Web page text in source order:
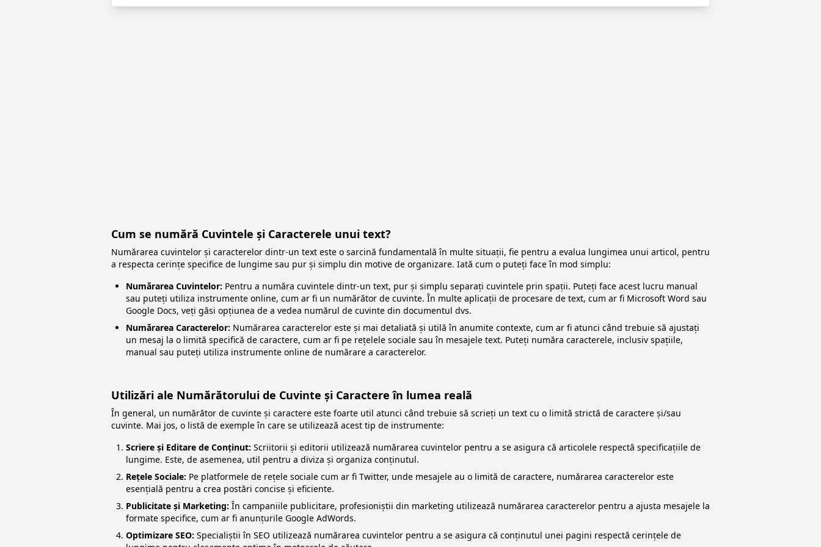
Cum se numără Cuvintele și Caracterele unui text?
Numărarea cuvintelor și caracterelor dintr-un text este o sarcină fundamentală în multe situații, fie pentru a evalua lungimea unui articol, pentru
a respecta cerințe specifice de lungime sau pur și simplu din motive de organizare. Iată cum o puteți face în mod simplu:
Numărarea Cuvintelor: Pentru a număra cuvintele dintr-un text, pur și simplu separați cuvintele prin spații. Puteți face acest lucru manual
sau puteți utiliza instrumente online, cum ar fi un numărător de cuvinte. În multe aplicații de procesare de text, cum ar fi Microsoft Word sau
Google Docs, veți găsi opțiunea de a vedea numărul de cuvinte din documentul dvs.
Numărarea Caracterelor: Numărarea caracterelor este și mai detaliată și utilă în anumite contexte, cum ar fi atunci când trebuie să ajustați
un mesaj la o limită specifică de caractere, cum ar fi pe rețelele sociale sau în mesajele text. Puteți număra caracterele, inclusiv spațiile,
manual sau puteți utiliza instrumente online de numărare a caracterelor.
Utilizări ale Numărătorului de Cuvinte și Caractere în lumea reală
În general, un numărător de cuvinte și caractere este foarte util atunci când trebuie să scrieți un text cu o limită strictă de caractere și/sau
cuvinte. Mai jos, o listă de exemple în care se utilizează acest tip de instrumente:
Scriere și Editare de Conținut: Scriitorii și editorii utilizează numărarea cuvintelor pentru a se asigura că articolele respectă specificațiile de
lungime. Este, de asemenea, util pentru a diviza și organiza conținutul.
Rețele Sociale: Pe platformele de rețele sociale cum ar fi Twitter, unde mesajele au o limită de caractere, numărarea caracterelor este
esențială pentru a crea postări concise și eficiente.
Publicitate și Marketing: În campaniile publicitare, profesioniștii din marketing utilizează numărarea caracterelor pentru a ajusta mesajele la
formate specifice, cum ar fi anunțurile Google AdWords.
Optimizare SEO: Specialiștii în SEO utilizează numărarea cuvintelor pentru a se asigura că conținutul unei pagini respectă cerințele de